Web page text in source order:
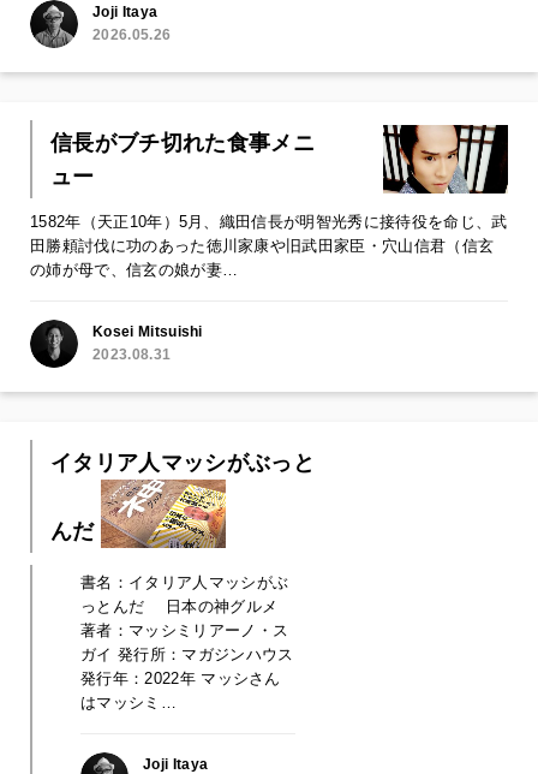
Joji Itaya
2026.05.26
信長がブチ切れた食事メニ
ュー
1582年（天正10年）5月、織田信長が明智光秀に接待役を命じ、武
田勝頼討伐に功のあった徳川家康や旧武田家臣・穴山信君（信玄
の姉が母で、信玄の娘が妻…
Kosei Mitsuishi
2023.08.31
イタリア人マッシがぶっと
んだ
書名：イタリア人マッシがぶ
っとんだ 日本の神グルメ
著者：マッシミリアーノ・ス
ガイ 発行所：マガジンハウス
発行年：2022年 マッシさん
はマッシミ…
Joji Itaya